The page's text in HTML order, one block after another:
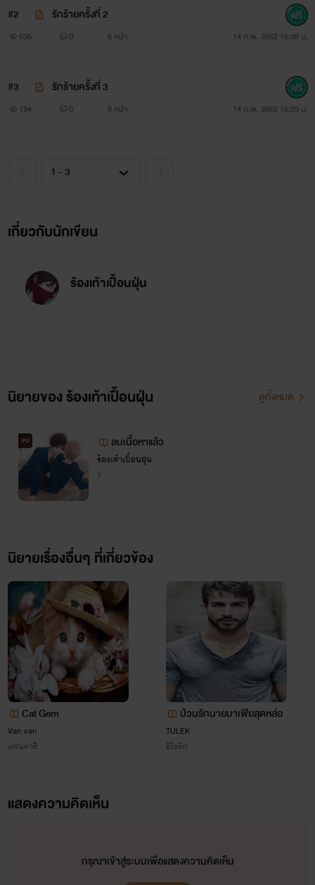
ขอบคุณอีกครั้งที่ทนอ่านชาบ่นสะยืดยาวเลย และยาวกว่า
ตอนที่เขียนอีกมั่ง 555555555 เจอกันตอนหน้าหากชามีเรื่องจะ
แนะนำได้หากไม่สนุกน๊า ชาพร้อมรับแล้วปรับปรุง
ออกจากบล็อกนี้ไป
#2 รักร้ายครั้งที่ 2
535 0 6 หน้า 14 ก.พ. 2562 15:08 น.
#3 รักร้ายครั้งที่ 3
194 0 8 หน้า 14 ก.พ. 2562 15:23 น.
เกี่ยวกับนักเขียน
ร้องเท้าเปื้อนฝุ่น
นิยายของ ร้องเท้าเปื้อนฝุ่น ดูทั้งหมด
จบ ลบเนื้อหาแล้ว
ร้องเท้าเปื้อนฝุ่น
Y
นิยายเรื่องอื่นๆ ที่เกี่ยวข้อง
Cat Gem
Van van
แฟนตาซี
ป่วนรักนายมาเฟียสุดหล่อ
TULEK
อีโรติก
แสดงความคิดเห็น
กรุณาเข้าสู่ระบบเพื่อแสดงความคิดเห็น